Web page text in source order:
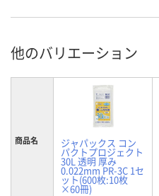
他のバリエーション
商品名 ジャパックス コン
パクトプロジェクト
30L 透明 厚み
0.022mm PR-3C 1セ
ット(600枚:10枚
×60冊)